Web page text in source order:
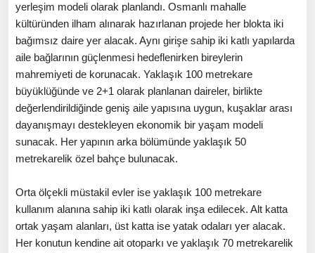
yerleşim modeli olarak planlandı. Osmanlı mahalle
kültüründen ilham alınarak hazırlanan projede her blokta iki
bağımsız daire yer alacak. Aynı girişe sahip iki katlı yapılarda
aile bağlarının güçlenmesi hedeflenirken bireylerin
mahremiyeti de korunacak. Yaklaşık 100 metrekare
büyüklüğünde ve 2+1 olarak planlanan daireler, birlikte
değerlendirildiğinde geniş aile yapısına uygun, kuşaklar arası
dayanışmayı destekleyen ekonomik bir yaşam modeli
sunacak. Her yapının arka bölümünde yaklaşık 50
metrekarelik özel bahçe bulunacak.
Orta ölçekli müstakil evler ise yaklaşık 100 metrekare
kullanım alanına sahip iki katlı olarak inşa edilecek. Alt katta
ortak yaşam alanları, üst katta ise yatak odaları yer alacak.
Her konutun kendine ait otoparkı ve yaklaşık 70 metrekarelik